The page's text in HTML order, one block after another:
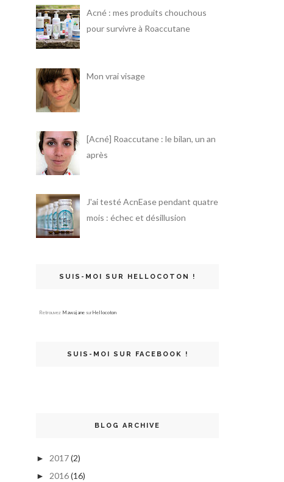
Acné : mes produits chouchous
pour survivre à Roaccutane
Mon vrai visage
[Acné] Roaccutane : le bilan, un an
après
J'ai testé AcnEase pendant quatre
mois : échec et désillusion
SUIS-MOI SUR HELLOCOTON !
Retrouvez Mawajane surHellocoton
SUIS-MOI SUR FACEBOOK !
BLOG ARCHIVE
► 2017(2)
► 2016(16)